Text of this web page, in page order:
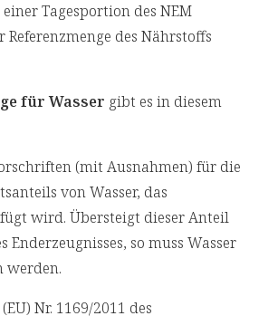
Tagesportion des NEM
Referenzmenge des Nährstoffs
für Wasser gibt es in diesem
(mit Ausnahmen) für die
von Wasser, das
wird. Übersteigt dieser Anteil
Enderzeugnisses, so muss Wasser
werden.
Nr. 1169/2011 des